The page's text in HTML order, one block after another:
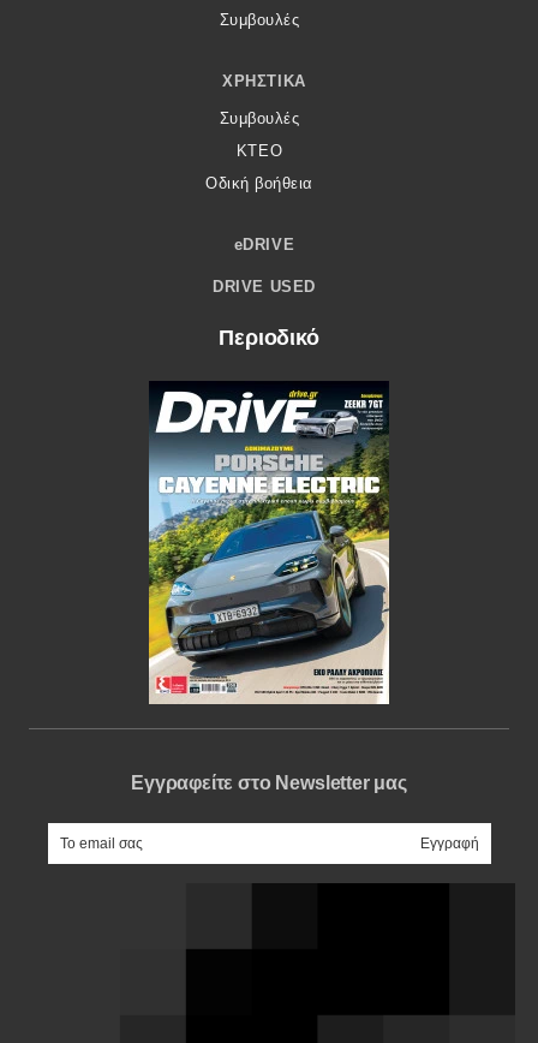
Συμβουλές
ΧΡΗΣΤΙΚΆ
Συμβουλές
ΚΤΕΟ
Οδική βοήθεια
eDRIVE
DRIVE USED
Περιοδικό
Εγγραφείτε στο Newsletter μας
e-mail